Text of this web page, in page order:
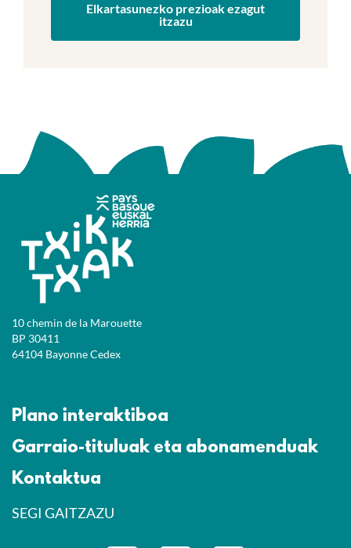
Elkartasunezko prezioak ezagut
itzazu
10 chemin de la Marouette
BP 30411
64104 Bayonne Cedex
Plano interaktiboa
Garraio-tituluak eta abonamenduak
Kontaktua
SEGI GAITZAZU